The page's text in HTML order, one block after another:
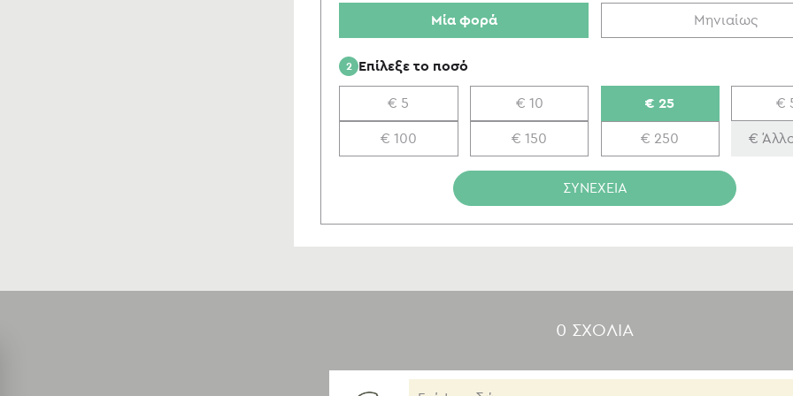
Μία φορά Μηνιαίως
2 Επίλεξε το ποσό
€ 5 € 10 € 25 €
€ 100 € 150 € 250
ΣΥΝΕΧΕΙΑ
0 ΣΧΟΛΙA